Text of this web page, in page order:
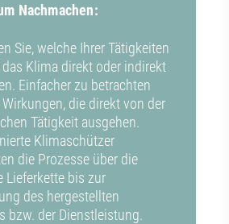
Nachmachen:
Sie, welche Ihrer Tätigkeiten
Klima direkt oder indirekt
Einfacher zu betrachten
die direkt von der
Tätigkeit ausgehen.
Klimaschützer
die Prozesse über die
Lieferkette bis zur
des hergestellten
bzw. der Dienstleistung.